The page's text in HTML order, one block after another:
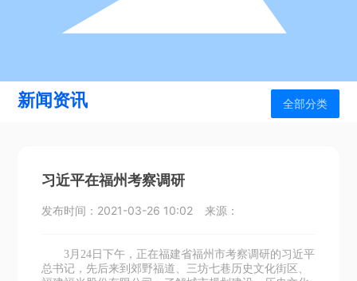
联系我们
新闻资讯 全部分类
习近平在福州考察调研
发布时间： 2021-03-26 10:02 来源：
3月24日下午，正在福建省福州市考察调研的习近平
总书记，先后来到郊野福道、三坊七巷历史文化街区、